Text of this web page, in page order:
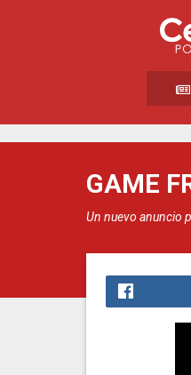
GAME
Un nuevo anuncio